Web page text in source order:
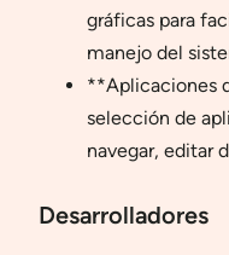
gráficas para
manejo del
**Aplicaciones
selección de
navegar, editar
Desarrolladores